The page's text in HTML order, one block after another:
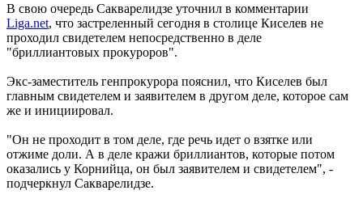
В свою очередь Сакварелидзе уточнил в комментарии
Liga.net, что застреленный сегодня в столице Киселев не
проходил свидетелем непосредственно в деле
"бриллиантовых прокуроров".
Экс-заместитель генпрокурора пояснил, что Киселев был
главным свидетелем и заявителем в другом деле, которое сам
же и инициировал.
"Он не проходит в том деле, где речь идет о взятке или
отжиме доли. А в деле кражи бриллиантов, которые потом
оказались у Корнийца, он был заявителем и свидетелем", -
подчеркнул Сакварелидзе.